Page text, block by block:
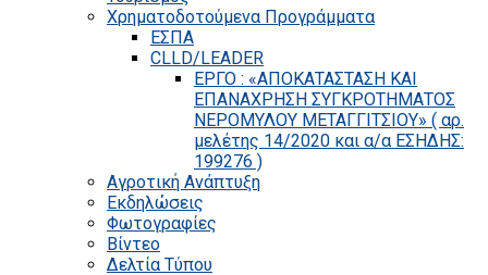
Χρηματοδοτούμενα Προγράμματα
ΕΣΠΑ
CLLD/LEADER
ΕΡΓΟ : «ΑΠΟΚΑΤΑΣΤΑΣΗ ΚΑΙ
ΕΠΑΝΑΧΡΗΣΗ ΣΥΓΚΡΟΤΗΜΑΤΟΣ
ΝΕΡΟΜΥΛΟΥ ΜΕΤΑΓΓΙΤΣΙΟΥ» ( αρ.
μελέτης 14/2020 και α/α ΕΣΗΔΗΣ:
199276 )
Αγροτική Ανάπτυξη
Εκδηλώσεις
Φωτογραφίες
Βίντεο
Δελτία Τύπου